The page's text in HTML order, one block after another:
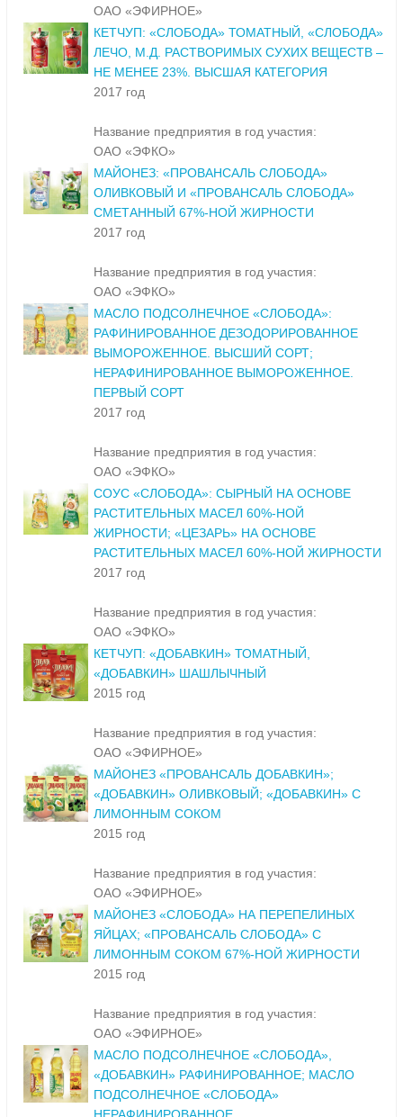
ОАО «ЭФИРНОЕ»
КЕТЧУП: «СЛОБОДА» ТОМАТНЫЙ, «СЛОБОДА»
ЛЕЧО, М.Д. РАСТВОРИМЫХ СУХИХ ВЕЩЕСТВ –
НЕ МЕНЕЕ 23%. ВЫСШАЯ КАТЕГОРИЯ
2017 год
Название предприятия в год участия:
ОАО «ЭФКО»
МАЙОНЕЗ: «ПРОВАНСАЛЬ СЛОБОДА»
ОЛИВКОВЫЙ И «ПРОВАНСАЛЬ СЛОБОДА»
СМЕТАННЫЙ 67%-НОЙ ЖИРНОСТИ
2017 год
Название предприятия в год участия:
ОАО «ЭФКО»
МАСЛО ПОДСОЛНЕЧНОЕ «СЛОБОДА»:
РАФИНИРОВАННОЕ ДЕЗОДОРИРОВАННОЕ
ВЫМОРОЖЕННОЕ. ВЫСШИЙ СОРТ;
НЕРАФИНИРОВАННОЕ ВЫМОРОЖЕННОЕ.
ПЕРВЫЙ СОРТ
2017 год
Название предприятия в год участия:
ОАО «ЭФКО»
СОУС «СЛОБОДА»: СЫРНЫЙ НА ОСНОВЕ
РАСТИТЕЛЬНЫХ МАСЕЛ 60%-НОЙ
ЖИРНОСТИ; «ЦЕЗАРЬ» НА ОСНОВЕ
РАСТИТЕЛЬНЫХ МАСЕЛ 60%-НОЙ ЖИРНОСТИ
2017 год
Название предприятия в год участия:
ОАО «ЭФКО»
КЕТЧУП: «ДОБАВКИН» ТОМАТНЫЙ,
«ДОБАВКИН» ШАШЛЫЧНЫЙ
2015 год
Название предприятия в год участия:
ОАО «ЭФИРНОЕ»
МАЙОНЕЗ «ПРОВАНСАЛЬ ДОБАВКИН»;
«ДОБАВКИН» ОЛИВКОВЫЙ; «ДОБАВКИН» С
ЛИМОННЫМ СОКОМ
2015 год
Название предприятия в год участия:
ОАО «ЭФИРНОЕ»
МАЙОНЕЗ «СЛОБОДА» НА ПЕРЕПЕЛИНЫХ
ЯЙЦАХ; «ПРОВАНСАЛЬ СЛОБОДА» С
ЛИМОННЫМ СОКОМ 67%-НОЙ ЖИРНОСТИ
2015 год
Название предприятия в год участия:
ОАО «ЭФИРНОЕ»
МАСЛО ПОДСОЛНЕЧНОЕ «СЛОБОДА»,
«ДОБАВКИН» РАФИНИРОВАННОЕ; МАСЛО
ПОДСОЛНЕЧНОЕ «СЛОБОДА»